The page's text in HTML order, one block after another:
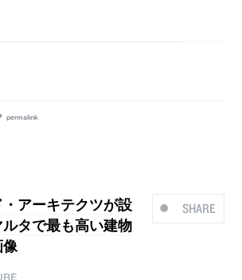
permalink
SHARE
アーキテクツが設
タで最も高い建物